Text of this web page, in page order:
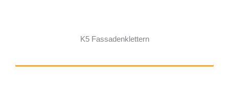
K5 Fassadenklettern